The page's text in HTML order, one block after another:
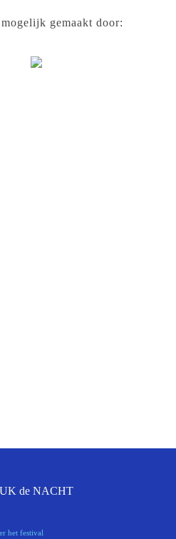
gemaakt door:
de NACHT
het festival